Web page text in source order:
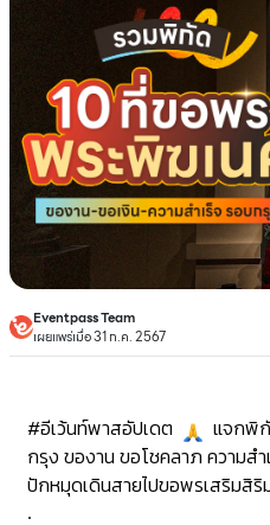
Eventpass Team
เผยแพร่เมื่อ 31 ก.ค. 2567
#อีเว้นท์พาสอัปเดต
แจกพิ
กรุง ของาน ขอโชคลาภ ความสำ
ปักหมุดเดินสายไปขอพรเสริมสิ
.